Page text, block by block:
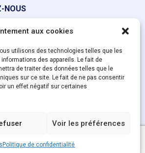
aux cookies
utilisons des technologies telles que les
des appareils. Le fait de
de traiter des données telles que le
sur ce site. Le fait de ne pas consentir
un effet négatif sur certaines
Voir les préférences
Politique de confidentialité
NOUS